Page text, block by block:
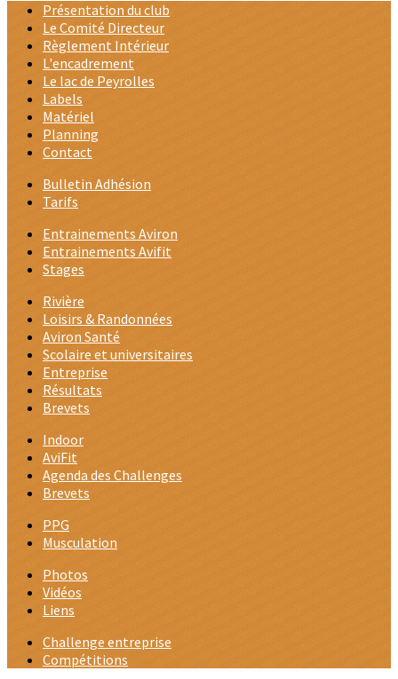
Présentation du club
Le Comité Directeur
Règlement Intérieur
L'encadrement
Le lac de Peyrolles
Labels
Matériel
Planning
Contact
Bulletin Adhésion
Tarifs
Entrainements Aviron
Entrainements Avifit
Stages
Rivière
Loisirs & Randonnées
Aviron Santé
Scolaire et universitaires
Entreprise
Résultats
Brevets
Indoor
AviFit
Agenda des Challenges
Brevets
PPG
Musculation
Photos
Vidéos
Liens
Challenge entreprise
Compétitions